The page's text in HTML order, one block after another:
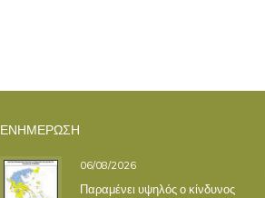
ΕΝΗΜΕΡΩΣΗ
06/08/2026
Παραμένει υψηλός ο κίνδυνος